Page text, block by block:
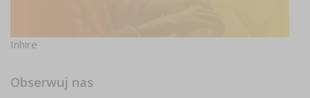
Inhire
Obserwuj nas